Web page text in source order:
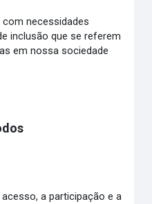
necessidades
inclusão que se referem
em nossa sociedade
a participação e a